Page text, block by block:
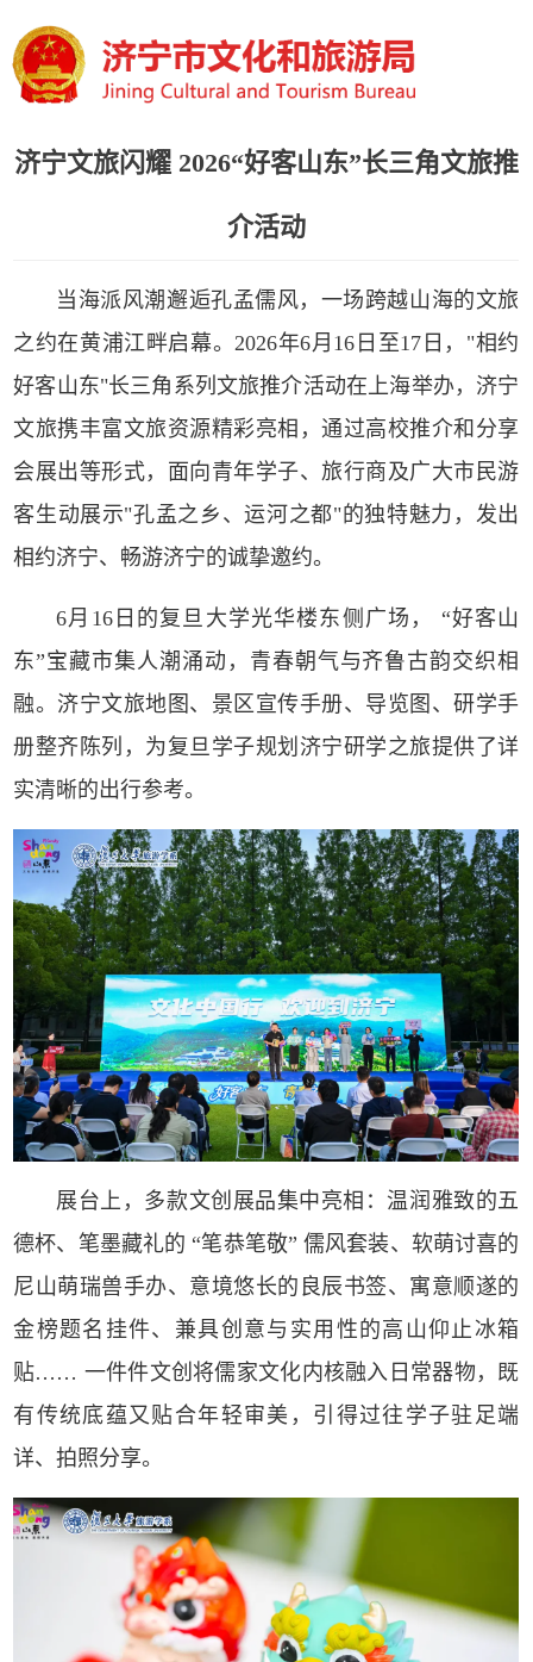
济宁文旅闪耀 2026“好客山东”长三角文旅推
介活动
当海派风潮邂逅孔孟儒风，一场跨越山海的文旅
之约在黄浦江畔启幕。2026年6月16日至17日，"相约
好客山东"长三角系列文旅推介活动在上海举办，济宁
文旅携丰富文旅资源精彩亮相，通过高校推介和分享
会展出等形式，面向青年学子、旅行商及广大市民游
客生动展示"孔孟之乡、运河之都"的独特魅力，发出
相约济宁、畅游济宁的诚挚邀约。
6月16日的复旦大学光华楼东侧广场， “好客山
东”宝藏市集人潮涌动，青春朝气与齐鲁古韵交织相
融。济宁文旅地图、景区宣传手册、导览图、研学手
册整齐陈列，为复旦学子规划济宁研学之旅提供了详
实清晰的出行参考。
展台上，多款文创展品集中亮相：温润雅致的五
德杯、笔墨藏礼的 “笔恭笔敬” 儒风套装、软萌讨喜的
尼山萌瑞兽手办、意境悠长的良辰书签、寓意顺遂的
金榜题名挂件、兼具创意与实用性的高山仰止冰箱
贴…… 一件件文创将儒家文化内核融入日常器物，既
有传统底蕴又贴合年轻审美，引得过往学子驻足端
详、拍照分享。